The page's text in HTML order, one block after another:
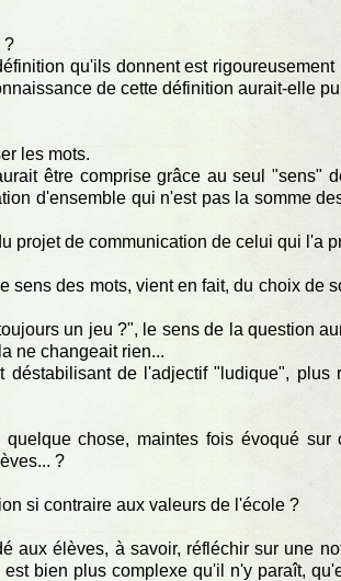
?
qu'ils donnent est rigoureusement
de cette définition aurait-elle
les mots.
être comprise grâce au seul "sens"
d'ensemble qui n'est pas la somme
projet de communication de celui qui l'a
sens des mots, vient en fait, du choix de
un jeu ?", le sens de la question
ne changeait rien...
de l'adjectif "ludique", plus
chose, maintes fois évoqué sur
?
si contraire aux valeurs de l'école ?
aux élèves, à savoir, réfléchir sur une
bien plus complexe qu'il n'y paraît,